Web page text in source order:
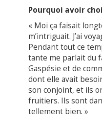
Pourquoi avoir
« Moi ça faisait
m’intriguait. J’ai
Pendant tout ce
tante me parlait du
Gaspésie et de
dont elle avait
son conjoint, et ils
fruitiers. Ils sont
tellement bien. »